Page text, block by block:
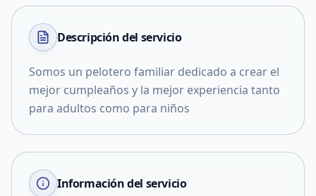
Descripción del servicio
Somos un pelotero familiar dedicado a crear el
mejor cumpleaños y la mejor experiencia tanto
para adultos como para niños
Información del servicio